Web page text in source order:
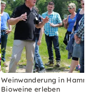
Weinwanderung in
Bioweine erleben